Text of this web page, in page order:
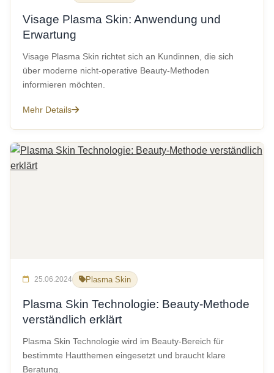
Visage Plasma Skin: Anwendung und
Erwartung
Visage Plasma Skin richtet sich an Kundinnen, die sich
über moderne nicht-operative Beauty-Methoden
informieren möchten.
Mehr Details
25.06.2024 Plasma Skin
Plasma Skin Technologie: Beauty-Methode
verständlich erklärt
Plasma Skin Technologie wird im Beauty-Bereich für
bestimmte Hautthemen eingesetzt und braucht klare
Beratung.